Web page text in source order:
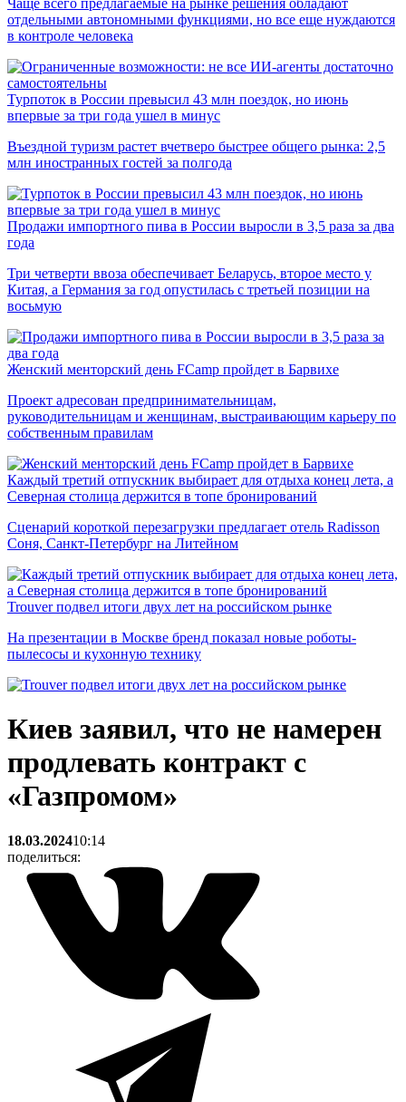
Чаще всего предлагаемые на рынке решения обладают
отдельными автономными функциями, но все еще нуждаются
в контроле человека
Турпоток в России превысил 43 млн поездок, но июнь
впервые за три года ушел в минус
Въездной туризм растет вчетверо быстрее общего рынка: 2,5
млн иностранных гостей за полгода
Продажи импортного пива в России выросли в 3,5 раза за два
года
Три четверти ввоза обеспечивает Беларусь, второе место у
Китая, а Германия за год опустилась с третьей позиции на
восьмую
Женский менторский день FCamp пройдет в Барвихе
Проект адресован предпринимательницам,
руководительницам и женщинам, выстраивающим карьеру по
собственным правилам
Каждый третий отпускник выбирает для отдыха конец лета, а
Северная столица держится в топе бронирований
Сценарий короткой перезагрузки предлагает отель Radisson
Соня, Санкт-Петербург на Литейном
Trouver подвел итоги двух лет на российском рынке
На презентации в Москве бренд показал новые роботы-
пылесосы и кухонную технику
Киев заявил, что не намерен
продлевать контракт с
«Газпромом»
18.03.202410:14
поделиться: